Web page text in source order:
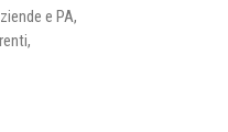
e PA,